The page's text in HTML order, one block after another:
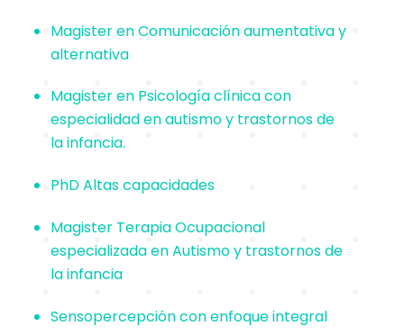
Magister en Comunicación aumentativa y
alternativa
Magister en Psicología clínica con
especialidad en autismo y trastornos de
la infancia.
PhD Altas capacidades
Magister Terapia Ocupacional
especializada en Autismo y trastornos de
la infancia
Sensopercepción con enfoque integral